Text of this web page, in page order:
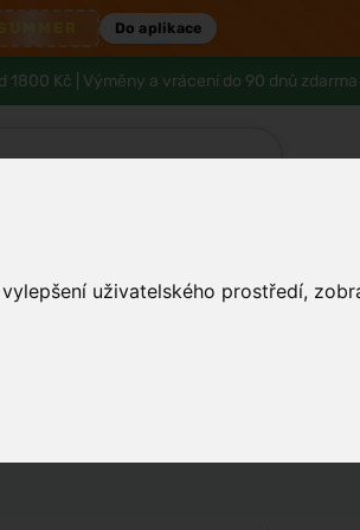
uživatelského prostředí,
Do aplikace
1800 Kč | Výměny a vrácení do 90 dnů zdarma
Zdraví Domácnost